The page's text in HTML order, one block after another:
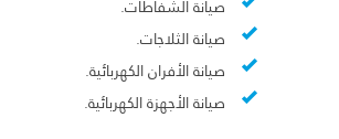
صيانة الشفاطات.
صيانة الثلاجات.
صيانة الأفران الكهربائية.
صيانة الأجهزة الكهربائية.